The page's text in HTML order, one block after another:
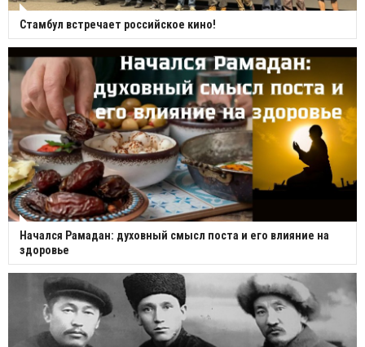
Стамбул встречает российское кино!
Начался Рамадан: духовный смысл поста и его влияние на
здоровье